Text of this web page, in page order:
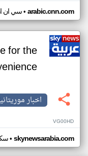
سي ان• arabic.cnn.com
for the
اخبار
VG00HD
• skynewsarabia.com